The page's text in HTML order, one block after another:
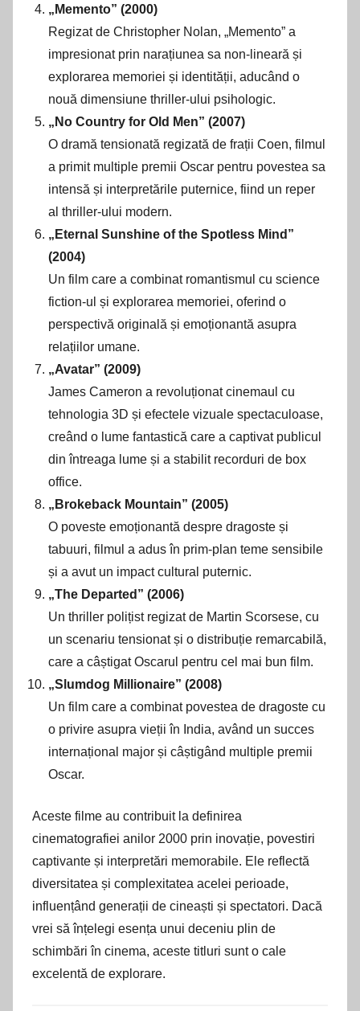
„Memento” (2000)
Regizat de Christopher Nolan, „Memento” a
impresionat prin narațiunea sa non-lineară și
explorarea memoriei și identității, aducând o
nouă dimensiune thriller-ului psihologic.
„No Country for Old Men” (2007)
O dramă tensionată regizată de frații Coen, filmul
a primit multiple premii Oscar pentru povestea sa
intensă și interpretările puternice, fiind un reper
al thriller-ului modern.
„Eternal Sunshine of the Spotless Mind”
(2004)
Un film care a combinat romantismul cu science
fiction-ul și explorarea memoriei, oferind o
perspectivă originală și emoționantă asupra
relațiilor umane.
„Avatar” (2009)
James Cameron a revoluționat cinemaul cu
tehnologia 3D și efectele vizuale spectaculoase,
creând o lume fantastică care a captivat publicul
din întreaga lume și a stabilit recorduri de box
office.
„Brokeback Mountain” (2005)
O poveste emoționantă despre dragoste și
tabuuri, filmul a adus în prim-plan teme sensibile
și a avut un impact cultural puternic.
„The Departed” (2006)
Un thriller polițist regizat de Martin Scorsese, cu
un scenariu tensionat și o distribuție remarcabilă,
care a câștigat Oscarul pentru cel mai bun film.
„Slumdog Millionaire” (2008)
Un film care a combinat povestea de dragoste cu
o privire asupra vieții în India, având un succes
internațional major și câștigând multiple premii
Oscar.
Aceste filme au contribuit la definirea
cinematografiei anilor 2000 prin inovație, povestiri
captivante și interpretări memorabile. Ele reflectă
diversitatea și complexitatea acelei perioade,
influențând generații de cineaști și spectatori. Dacă
vrei să înțelegi esența unui deceniu plin de
schimbări în cinema, aceste titluri sunt o cale
excelentă de explorare.